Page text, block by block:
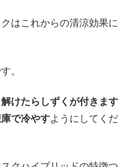
はこれからの清涼効果に
。
けたらしずくが付きます
で冷やすようにしてくだ